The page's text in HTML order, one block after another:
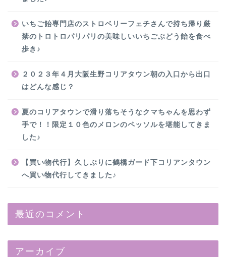
いちご飴専門店のストロベリーフェチさんで持ち帰り厳
禁のトロトロパリパリの美味しいいちごぶどう飴を食べ
歩き♪
２０２３年４月大阪生野コリアタウン朝の入口から出口
はどんな感じ？
夏のコリアタウンで滑り落ちそうなクマちゃんを思わず
手で！！限定１０色のメロンのペッソルを堪能してきま
した♪
【買い物代行】久しぶりに鶴橋ガード下コリアンタウン
へ買い物代行してきました♪
最近のコメント
アーカイブ